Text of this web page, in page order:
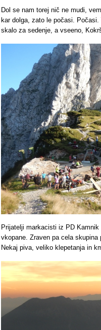
Dol se nam torej nič ne mudi,
kar dolga, zato le počasi.
skalo za sedenje, a vseeno,
Prijatelji markacisti iz PD
vkopane. Zraven pa cela
Nekaj piva, veliko klepetanja in